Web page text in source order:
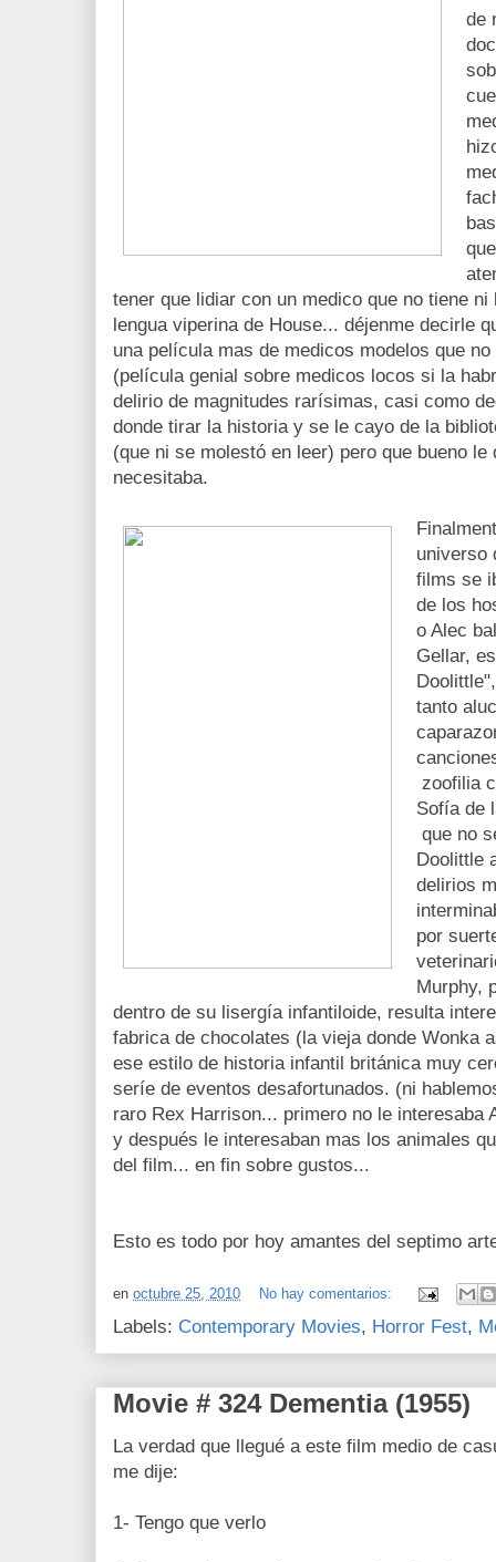
de
tener que lidiar con un medico que no tiene
lengua viperina de House... déjenme decirle
una película mas de medicos modelos que
(película genial sobre medicos locos si la
delirio de magnitudes rarísimas, casi como
donde tirar la historia y se le cayo de la
(que ni se molestó en leer) pero que bueno
necesitaba.
universo
films se
de los
o Alec
Gellar,
tanto
zoofilia
Sofía de
que no
Doolittle
delirios
por
Murphy,
dentro de su lisergía infantiloide, resulta
fabrica de chocolates (la vieja donde Wonka
ese estilo de historia infantil británica muy
seríe de eventos desafortunados. (ni
raro Rex Harrison... primero no le interesaba
y después le interesaban mas los animales
del film... en fin sobre gustos...
Esto es todo por hoy amantes del septimo
en octubre 25, 2010 No hay comentarios:
Labels: Contemporary Movies, Horror Fest,
Movie # 324 Dementia (1955)
La verdad que llegué a este film medio de
me dije:
1- Tengo que verlo